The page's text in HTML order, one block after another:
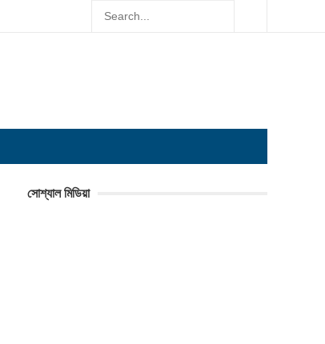
সোশ্যাল মিডিয়া